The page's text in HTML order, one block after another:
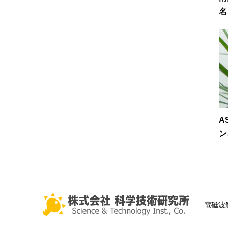
電磁波